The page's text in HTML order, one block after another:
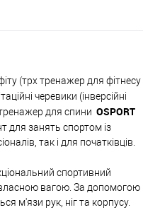
(трх тренажер для фітнесу
черевики (інверсійні
тренажер для спини OSPORT
для занять спортом із
так і для початківців.
спортивний
вагою. За допомогою
м'язи рук, ніг та корпусу.